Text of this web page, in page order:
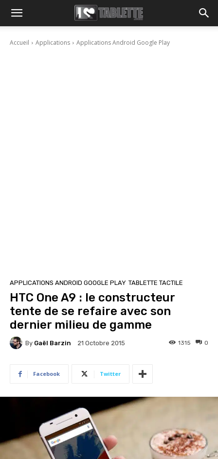
Accueil Applications Applications Android Google Play
APPLICATIONS ANDROID GOOGLE PLAY TABLETTE TACTILE
HTC One A9 : le constructeur
tente de se refaire avec son
dernier milieu de gamme
By Gaël Barzin 21 Octobre 2015 0
1315
Facebook Twitter